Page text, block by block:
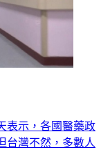
表示，各國醫藥政
台灣不然，多數人